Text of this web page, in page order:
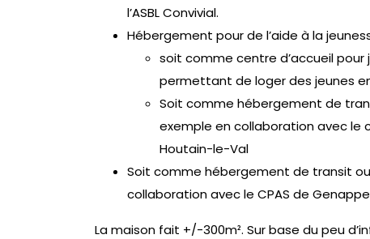
l’ASBL Convivial.
Hébergement pour de l’aide à la
soit comme centre d’accueil pour
permettant de loger des jeunes
Soit comme hébergement de
exemple en collaboration avec le
Houtain-le-Val
Soit comme hébergement de transit
collaboration avec le CPAS de
La maison fait +/-300m². Sur base du peu